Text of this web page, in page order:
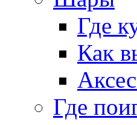
Где
Как
Где